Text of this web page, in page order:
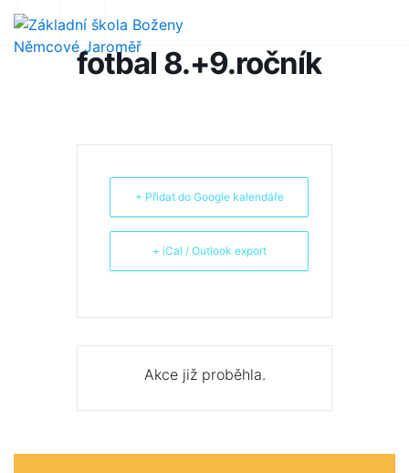
fotbal 8.+9.ročník
+ Přidat do Google kalendáře
+ iCal / Outlook export
Akce již proběhla.